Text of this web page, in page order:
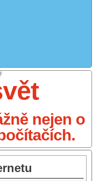
nejen o